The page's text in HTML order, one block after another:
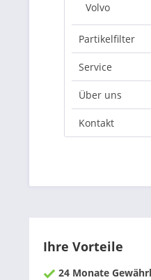
Volvo
Partikelfilter
Service
Über uns
Kontakt
Ihre Vorteile
24 Monate